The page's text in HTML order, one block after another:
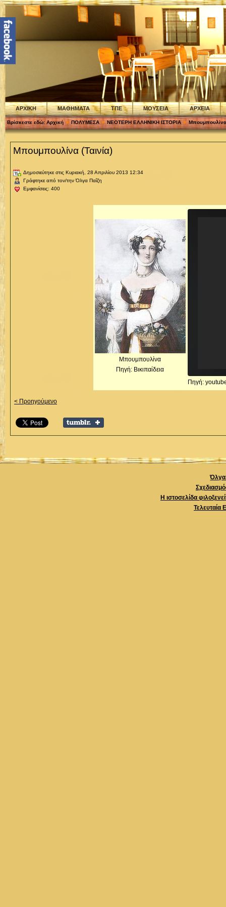
ΑΡΧΙΚΗ ΜΑΘΗΜΑΤΑ ΤΠΕ ΜΟΥΣΕΙΑ ΑΡΧΕΙΑ
Βρίσκεστε εδώ: Αρχική ΠΟΛΥΜΕΣΑ ΝΕΟΤΕΡΗ ΕΛΛΗΝΙΚΗ ΙΣΤΟΡΙΑ Μπουμπουλίνα
Μπουμπουλίνα (Ταινία)
Δημοσιεύτηκε στις Κυριακή, 28 Απριλίου 2013 12:34
Γράφτηκε από τον/την Όλγα Παΐζη
Εμφανίσεις: 400
Μπουμπουλίνα
Πηγή: Βικιπαίδεια
Πηγή:
< Προηγούμενο
Όλγα
Η ιστοσελίδα
Τελευταία